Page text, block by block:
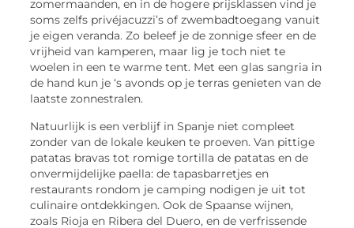
zomermaanden, en in de hogere prijsklassen vind je
soms zelfs privéjacuzzi’s of zwembadtoegang vanuit
je eigen veranda. Zo beleef je de zonnige sfeer en de
vrijheid van kamperen, maar lig je toch niet te
woelen in een te warme tent. Met een glas sangria in
de hand kun je ‘s avonds op je terras genieten van de
laatste zonnestralen.
Natuurlijk is een verblijf in Spanje niet compleet
zonder van de lokale keuken te proeven. Van pittige
patatas bravas tot romige tortilla de patatas en de
onvermijdelijke paella: de tapasbarretjes en
restaurants rondom je camping nodigen je uit tot
culinaire ontdekkingen. Ook de Spaanse wijnen,
zoals Rioja en Ribera del Duero, en de verfrissende